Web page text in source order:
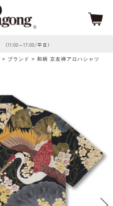
（11:00～17:00/平日）
> ブランド > 和柄 京友禅アロハシャツ